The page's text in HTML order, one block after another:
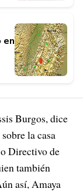
en
Burgos, dice
la casa
Directivo de
también
así, Amaya